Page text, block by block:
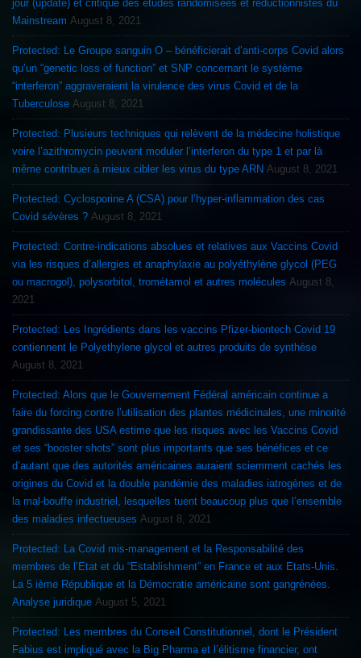
jour (update) et critique des études randomisées et réductionnistes du
Mainstream August 8, 2021
Protected: Le Groupe sanguin O – bénéficierait d’anti-corps Covid alors
qu’un “genetic loss of function” et SNP concernant le système
“interferon” aggraveraient la virulence des virus Covid et de la
Tuberculose August 8, 2021
Protected: Plusieurs techniques qui relèvent de la médecine holistique
voire l’azithromycin peuvent moduler l’interferon du type 1 et par là
même contribuer à mieux cibler les virus du type ARN August 8, 2021
Protected: Cyclosporine A (CSA) pour l’hyper-inflammation des cas
Covid sévères ? August 8, 2021
Protected: Contre-indications absolues et relatives aux Vaccins Covid
via les risques d’allergies et anaphylaxie au polyéthylène glycol (PEG
ou macrogol), polysorbitol, trométamol et autres molécules August 8,
2021
Protected: Les Ingrédients dans les vaccins Pfizer-biontech Covid 19
contiennent le Polyethylene glycol et autres produits de synthèse
August 8, 2021
Protected: Alors que le Gouvernement Fédéral américain continue a
faire du forcing contre l’utilisation des plantes médicinales, une minorité
grandissante des USA estime que les risques avec les Vaccins Covid
et ses “booster shots” sont plus importants que ses bénéfices et ce
d’autant que des autorités américaines auraient sciemment cachés les
origines du Covid et la double pandémie des maladies iatrogènes et de
la mal-bouffe industriel, lesquelles tuent beaucoup plus que l’ensemble
des maladies infectueuses August 8, 2021
Protected: La Covid mis-management et la Responsabilité des
membres de l’Etat et du “Establishment” en France et aux Etats-Unis.
La 5 ième République et la Démocratie américaine sont gangrénées.
Analyse juridique August 5, 2021
Protected: Les membres du Conseil Constitutionnel, dont le Président
Fabius est impliqué avec la Big Pharma et l’élitisme financier, ont